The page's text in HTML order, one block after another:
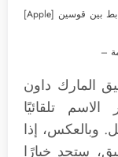
عبر كتابة النص بين مربعين والروابط بين قوسين [Apple]
–
المارك داون
تلقائيًا
وبالعكس، إذا
ستجد خيارًا